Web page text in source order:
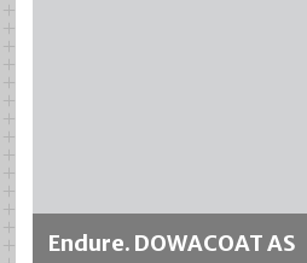
Endure. DOWACOAT AS